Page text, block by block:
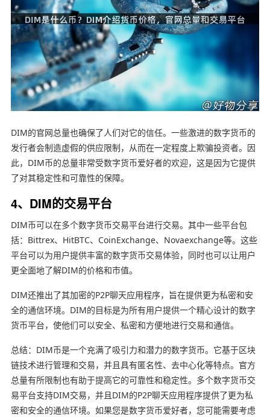
DIM的官网总量也确保了人们对它的信任。一些激进的数字货币的
发行者会制造虚假的供应限制，从而在一定程度上欺骗投资者。因
此，DIM币的总量非常受数字货币爱好者的欢迎，这是因为它提供
了对其稳定性和可靠性的保障。
4、DIM的交易平台
DIM币可以在多个数字货币交易平台进行交易。其中一些平台包
括：Bittrex、HitBTC、CoinExchange、Novaexchange等。这些
平台可以为用户提供丰富的数字货币交易体验，同时也可以让用户
更全面地了解DIM的价格和市值。
DIM还推出了其加密的P2P聊天应用程序，旨在提供更为私密和安
全的通信环境。DIM的目标是为所有用户提供一个精心设计的数字
货币平台，使他们可以安全、私密和方便地进行交易和通信。
总结：DIM币是一个充满了吸引力和潜力的数字货币。它基于区块
链技术进行管理和交易，并且具有匿名性、去中心化等特点。官方
总量有所限制也有助于提高它的可靠性和稳定性。多个数字货币交
易平台支持DIM交易，并且DIM的P2P聊天应用程序提供了更为私
密和安全的通信环境。如果您是数字货币爱好者，您可能需要考虑